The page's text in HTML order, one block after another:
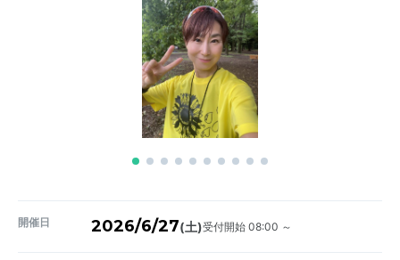
開催日 2026/6/27(土)受付開始 08:00 ～